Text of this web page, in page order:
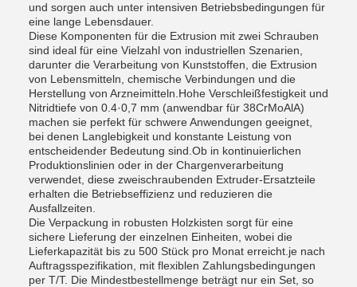
und sorgen auch unter intensiven Betriebsbedingungen für
eine lange Lebensdauer.
Diese Komponenten für die Extrusion mit zwei Schrauben
sind ideal für eine Vielzahl von industriellen Szenarien,
darunter die Verarbeitung von Kunststoffen, die Extrusion
von Lebensmitteln, chemische Verbindungen und die
Herstellung von Arzneimitteln.Hohe Verschleißfestigkeit und
Nitridtiefe von 0.4·0,7 mm (anwendbar für 38CrMoAlA)
machen sie perfekt für schwere Anwendungen geeignet,
bei denen Langlebigkeit und konstante Leistung von
entscheidender Bedeutung sind.Ob in kontinuierlichen
Produktionslinien oder in der Chargenverarbeitung
verwendet, diese zweischraubenden Extruder-Ersatzteile
erhalten die Betriebseffizienz und reduzieren die
Ausfallzeiten.
Die Verpackung in robusten Holzkisten sorgt für eine
sichere Lieferung der einzelnen Einheiten, wobei die
Lieferkapazität bis zu 500 Stück pro Monat erreicht.je nach
Auftragsspezifikation, mit flexiblen Zahlungsbedingungen
per T/T. Die Mindestbestellmenge beträgt nur ein Set, so